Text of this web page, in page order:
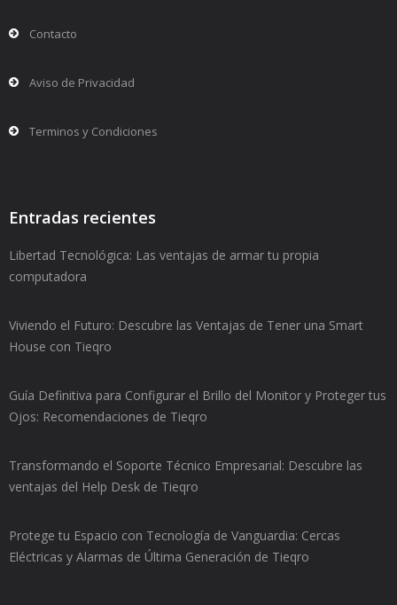
Contacto
Aviso de Privacidad
Terminos y Condiciones
Entradas recientes
Libertad Tecnológica: Las ventajas de armar tu propia
computadora
Viviendo el Futuro: Descubre las Ventajas de Tener una Smart
House con Tieqro
Guía Definitiva para Configurar el Brillo del Monitor y Proteger tus
Ojos: Recomendaciones de Tieqro
Transformando el Soporte Técnico Empresarial: Descubre las
ventajas del Help Desk de Tieqro
Protege tu Espacio con Tecnología de Vanguardia: Cercas
Eléctricas y Alarmas de Última Generación de Tieqro